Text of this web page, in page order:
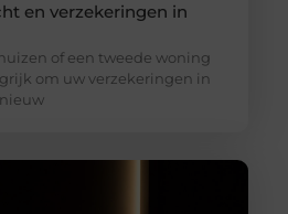
en verzekeringen in
of een tweede woning
om uw verzekeringen in